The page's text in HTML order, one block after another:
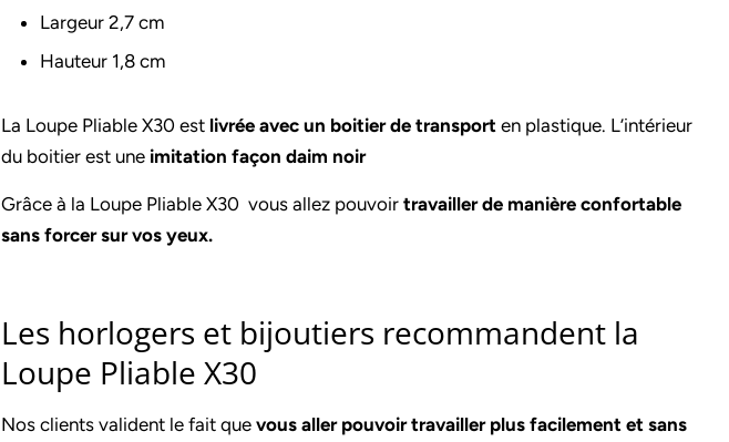
Largeur 2,7 cm
Hauteur 1,8 cm
La Loupe Pliable X30 est livrée avec un boitier de transport en plastique. L’intérieur
du boitier est une imitation façon daim noir
Grâce à la Loupe Pliable X30 vous allez pouvoir travailler de manière confortable
sans forcer sur vos yeux.
Les horlogers et bijoutiers recommandent la
Loupe Pliable X30
Nos clients valident le fait que vous aller pouvoir travailler plus facilement et sans